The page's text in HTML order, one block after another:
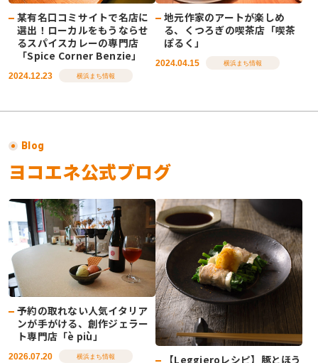
某有名口コミサイトで名店に
選出！ローカルをもうならせ
るスパイスカレーの専門店
「Spice Corner Benzie」
2024.12.23 横浜まち情報
地元作家のアートが楽しめ
る、くつろぎの喫茶店「喫茶
ぽるく」
2024.04.15 横浜まち情報
Blog
ヨコエネ公式ブログ
予約の取れない人気イタリア
ンが手がける、創作ジェラー
ト専門店「è più」
2026.07.20 横浜まち情報
【Leggieroレシピ】豚とほう